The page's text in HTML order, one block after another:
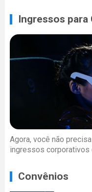
Ingressos para
Agora, você não
ingressos corporativos
Convênios